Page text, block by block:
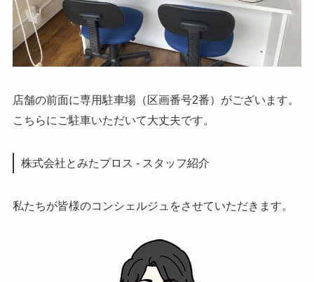
店舗の前面に専用駐車場（区画番号2番）がございます。
こちらにご駐車いただいて大丈夫です。
株式会社とみたプロス - スタッフ紹介
私たちが皆様のコンシェルジュをさせていただきます。